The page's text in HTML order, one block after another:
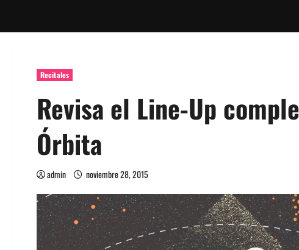
Recitales
Revisa el Line-Up
Órbita
admin noviembre 28, 2015